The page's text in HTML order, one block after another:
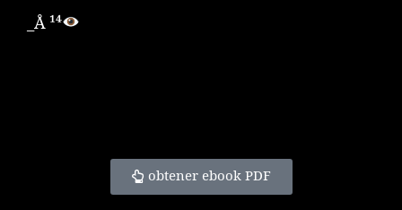
_Å ¹⁴
obtener ebook PDF